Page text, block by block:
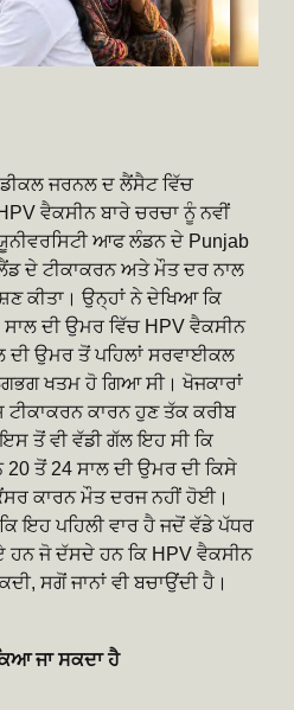
ਜਰਨਲ ਦ ਲੈਂਸੈਟ ਵਿੱਚ
ਵੈਕਸੀਨ ਬਾਰੇ ਚਰਚਾ ਨੂੰ ਨਵੀਂ
ਆਫ ਲੰਡਨ ਦੇ Punjab
ਦੇ ਟੀਕਾਕਰਨ ਅਤੇ ਮੌਤ ਦਰ ਨਾਲ
ਕੀਤਾ। ਉਨ੍ਹਾਂ ਨੇ ਦੇਖਿਆ ਕਿ
ਦੀ ਉਮਰ ਵਿੱਚ HPV ਵੈਕਸੀਨ
ਦੀ ਉਮਰ ਤੋਂ ਪਹਿਲਾਂ ਸਰਵਾਈਕਲ
ਖਤਮ ਹੋ ਗਿਆ ਸੀ। ਖੋਜਕਾਰਾਂ
ਕਾਰਨ ਹੁਣ ਤੱਕ ਕਰੀਬ
ਤੋਂ ਵੀ ਵੱਡੀ ਗੱਲ ਇਹ ਸੀ ਕਿ
ਤੋਂ 24 ਸਾਲ ਦੀ ਉਮਰ ਦੀ ਕਿਸੇ
ਕਾਰਨ ਮੌਤ ਦਰਜ ਨਹੀਂ ਹੋਈ।
ਕਿ ਇਹ ਪਹਿਲੀ ਵਾਰ ਹੈ ਜਦੋਂ ਵੱਡੇ ਪੱਧਰ
ਹਨ ਜੋ ਦੱਸਦੇ ਹਨ ਕਿ HPV ਵੈਕਸੀਨ
ਸਗੋਂ ਜਾਨਾਂ ਵੀ ਬਚਾਉਂਦੀ ਹੈ।
ਜਾ ਸਕਦਾ ਹੈ